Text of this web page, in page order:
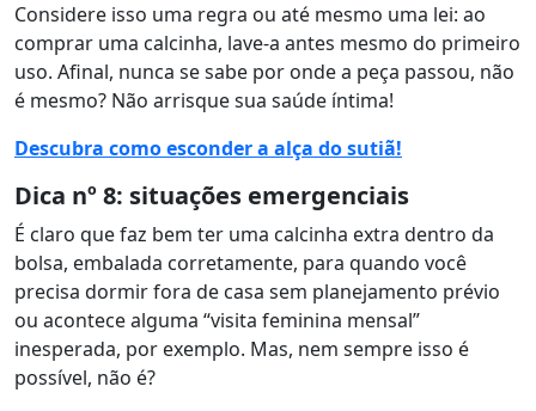
Considere isso uma regra ou até mesmo uma lei: ao
comprar uma calcinha, lave-a antes mesmo do primeiro
uso. Afinal, nunca se sabe por onde a peça passou, não
é mesmo? Não arrisque sua saúde íntima!
Descubra como esconder a alça do sutiã!
Dica nº 8: situações emergenciais
É claro que faz bem ter uma calcinha extra dentro da
bolsa, embalada corretamente, para quando você
precisa dormir fora de casa sem planejamento prévio
ou acontece alguma “visita feminina mensal”
inesperada, por exemplo. Mas, nem sempre isso é
possível, não é?